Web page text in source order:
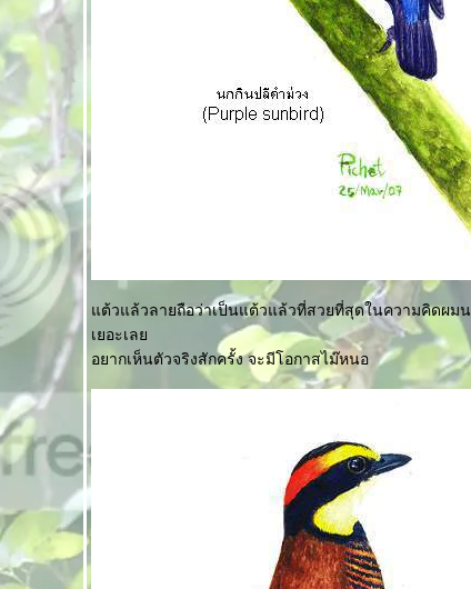
ต้วแล้วลายถือว่าเป็นแต้วแล้วที่สวยที่สุดในความคิดผม
เยอะเล
อยากเห็นตัวจริงสักครั้ง จะมีโอกาสไม๊หนอ